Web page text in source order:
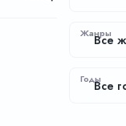
Жанры
Все
ГодыВсе